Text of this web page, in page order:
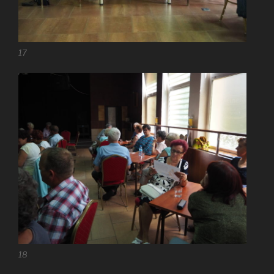
17
18